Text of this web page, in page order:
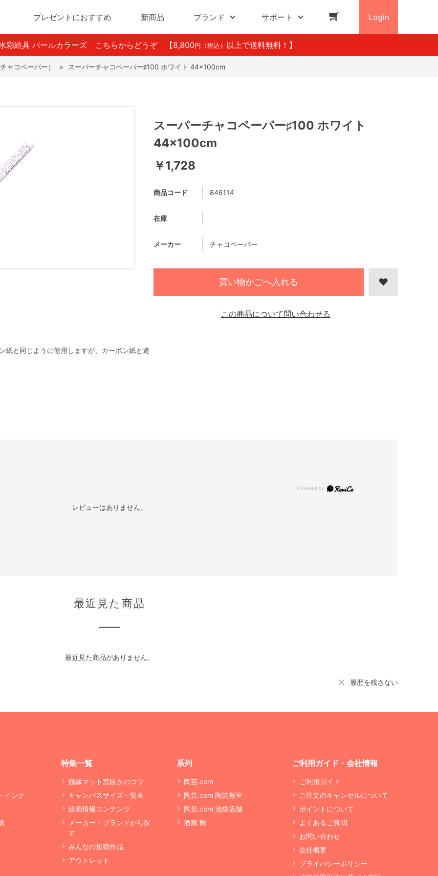
プレゼントにおすすめ 新商品 ブランド サポート Login
彩絵具 パールカラーズ こちらからどうぞ 【8,800 円（税込） 以上で送料無料！】
ャコペーパー） > スーパーチャコペーパー♯100 ホワイト 44×100cm
紙と同じように使用しますが、カーボン紙と違
スーパーチャコペーパー♯100 ホワイト
44×100cm
￥1,728
商品コード 846114
在庫
メーカー チャコペーパー
買い物かごへ入れる
この商品について問い合わせる
レビューはありません。
最近見た商品
最近見た商品がありません。
履歴を残さない
インク
特集一覧
額縁マット窓抜きのコツ
キャンバスサイズ一覧表
絵画情報コンテンツ
メーカー・ブランドから探
す
みんなの投稿作品
アウトレット
系列
陶芸.com
陶芸.com 陶芸教室
陶芸.com 池袋店舗
酒蔵 鞍
ご利用ガイド・会社情報
ご利用ガイド
ご注文のキャンセルについて
ポイントについて
よくあるご質問
お問い合わせ
会社概要
プライバシーポリシー